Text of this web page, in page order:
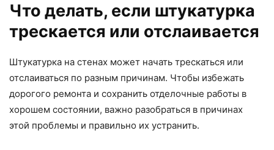
Что делать, если штукатурка
трескается или отслаивается
Штукатурка на стенах может начать трескаться или
отслаиваться по разным причинам. Чтобы избежать
дорогого ремонта и сохранить отделочные работы в
хорошем состоянии, важно разобраться в причинах
этой проблемы и правильно их устранить.